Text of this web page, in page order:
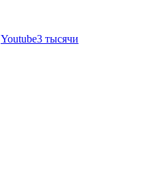
Youtube3 тысячи